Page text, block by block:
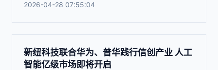
2026-04-28 07:55:04
新纽科技联合华为、普华践行信创产业 人工
智能亿级市场即将开启